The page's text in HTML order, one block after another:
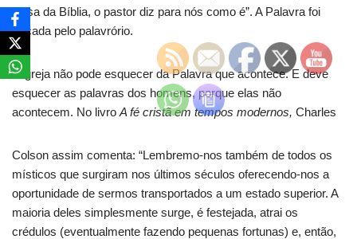
coisa da Bíblia, o pastor diz para nós como é”. A Palavra foi
trocada pelo palavrório.
A igreja não pode esquecer da Palavra que acontece. E deve
esquecer as palavras dos homens, porque elas não
acontecem. No livro A fé cristã em tempos modernos, Charles
Colson assim comenta: “Lembremo-nos também de todos os
místicos que surgiram nos últimos séculos oferecendo-nos a
oportunidade de sermos transportados a um estado superior. A
maioria deles simplesmente surge, é festejada, atrai os
crédulos (eventualmente fazendo pequenas fortunas) e, então,